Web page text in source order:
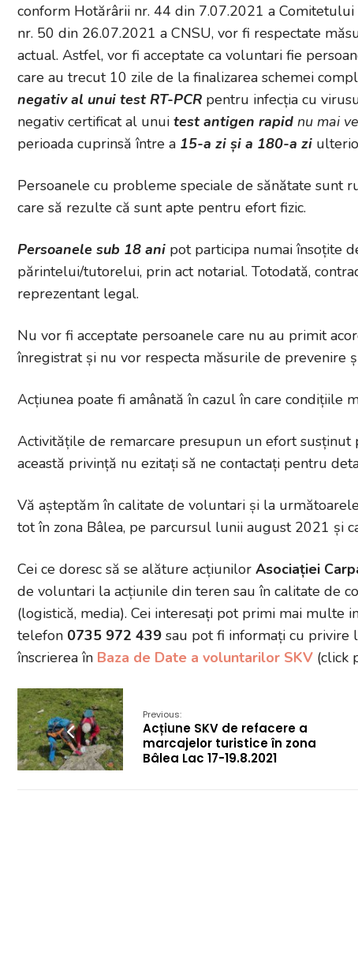
conform Hotărârii nr. 44 din 7.07.2021 a
nr. 50 din 26.07.2021 a CNSU, vor fi respectate
actual. Astfel, vor fi acceptate ca voluntari fie
care au trecut 10 zile de la finalizarea schemei
negativ al unui test RT-PCR pentru infecția cu
negativ certificat al unui test antigen rapid nu mai
perioada cuprinsă între a 15-a zi și a 180-a zi
Persoanele cu probleme speciale de sănătate sunt
care să rezulte că sunt apte pentru efort fizic.
Persoanele sub 18 ani pot participa numai însoțite
părintelui/tutorelui, prin act notarial. Totodată,
reprezentant legal.
Nu vor fi acceptate persoanele care nu au primit
înregistrat și nu vor respecta măsurile de prevenire
Acțiunea poate fi amânată în cazul în care condițiile
Activitățile de remarcare presupun un efort
această privință nu ezitați să ne contactați pentru
Vă așteptăm în calitate de voluntari și la
tot în zona Bâlea, pe parcursul lunii august 2021 și
Cei ce doresc să se alăture acțiunilor Asociației
de voluntari la acțiunile din teren sau în calitate de
(logistică, media). Cei interesați pot primi mai multe
telefon 0735 972 439 sau pot fi informați cu privire
înscrierea în Baza de Date a voluntarilor SKV (click
Previous:
Acțiune SKV de refacere a
marcajelor turistice în zona
Bâlea Lac 17-19.8.2021